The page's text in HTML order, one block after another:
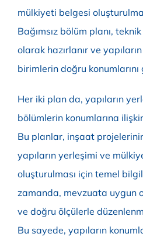
mülkiyeti belgesi
Bağımsız bölüm planı,
olarak hazırlanır ve
birimlerin doğru konumlarını
Her iki plan da, yapıların
bölümlerin konumlarına
Bu planlar, inşaat
yapıların yerleşimi ve
oluşturulması için temel
zamanda, mevzuata uygun
ve doğru ölçülerle
Bu sayede, yapıların